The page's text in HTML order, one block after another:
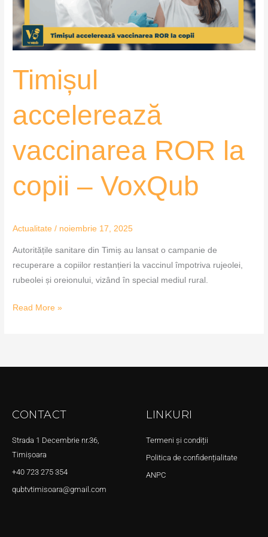
Timișul
accelerează
vaccinarea ROR la
copii – VoxQub
Actualitate / noiembrie 17, 2025
Autoritățile sanitare din Timiș au lansat o campanie de
recuperare a copiilor restanțieri la vaccinul împotriva rujeolei,
rubeolei și oreionului, vizând în special mediul rural.
VoxQub
Read More »
CONTACT
Strada 1 Decembrie nr.36,
Timișoara
+40 723 275 354
qubtvtimisoara@gmail.com
LINKURI
Termeni și condiții
Politica de confidențialitate
ANPC